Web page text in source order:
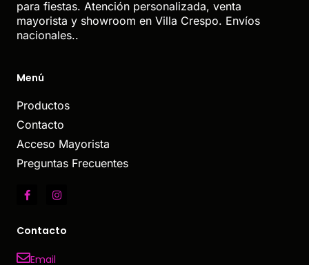
para fiestas. Atención personalizada, venta
mayorista y showroom en Villa Crespo. Envíos
nacionales..
Menú
Productos
Contacto
Acceso Mayorista
Preguntas Frecuentes
Contacto
Email